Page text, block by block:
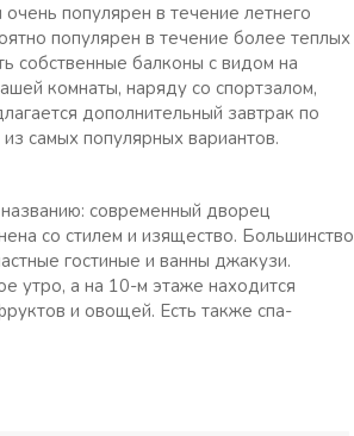
популярен в течение летнего
популярен в течение более теплых
собственные балконы с видом на
комнаты, наряду со спортзалом,
дополнительный завтрак по
самых популярных вариантов.
современный дворец
со стилем и изящество. Большинство
гостиные и ванны джакузи.
утро, а на 10-м этаже находится
и овощей. Есть также спа-